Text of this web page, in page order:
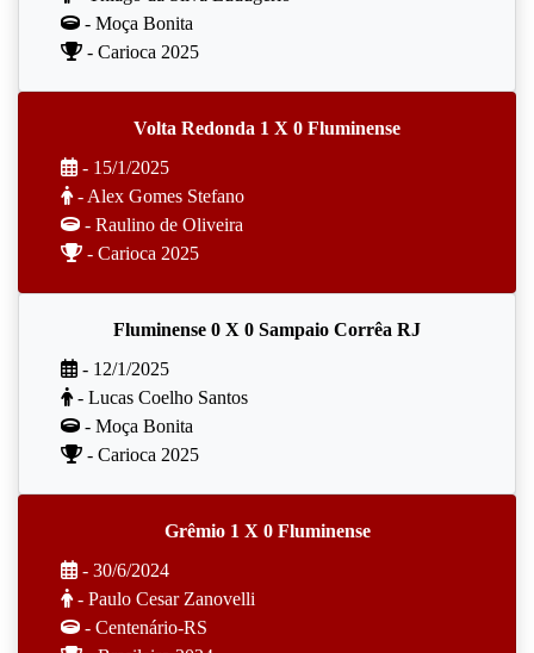
- Moça Bonita
- Carioca 2025
Volta Redonda 1 X 0 Fluminense
- 15/1/2025
- Alex Gomes Stefano
- Raulino de Oliveira
- Carioca 2025
Fluminense 0 X 0 Sampaio Corrêa RJ
- 12/1/2025
- Lucas Coelho Santos
- Moça Bonita
- Carioca 2025
Grêmio 1 X 0 Fluminense
- 30/6/2024
- Paulo Cesar Zanovelli
- Centenário-RS